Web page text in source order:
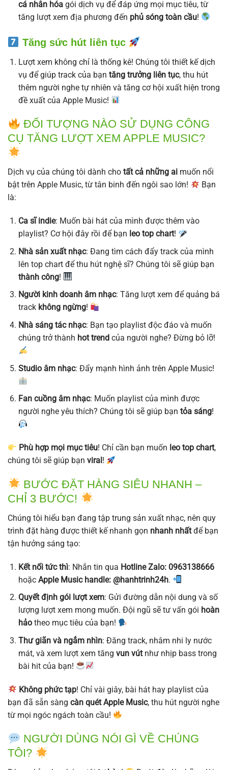
cá nhân hóagói dịch vụ để đáp ứng mọi mục tiêu, từ
tăng lượt xem địa phương đến phủ sóng toàn cầu!
Tăng sức hút liên tục
Lượt xem không chỉ là thống kê! Chúng tôi thiết kế dịch
vụ để giúp track của bạn tăng trưởng liên tục, thu hút
thêm người nghe tự nhiên và tăng cơ hội xuất hiện trong
đề xuất của Apple Music!
ĐỐI TƯỢNG NÀO SỬ DỤNG CÔNG
CỤ TĂNG LƯỢT XEM APPLE MUSIC?
Dịch vụ của chúng tôi dành cho tất cả những ai muốn nổi
bật trên Apple Music, từ tân binh đến ngôi sao lớn!
Bạn
là:
Ca sĩ indie: Muốn bài hát của mình được thêm vào
playlist? Cơ hội đây rồi để bạn leo top chart!
Nhà sản xuất nhạc: Đang tìm cách đẩy track của mình
lên top chart để thu hút nghệ sĩ? Chúng tôi sẽ giúp bạn
thành công!
Người kinh doanh âm nhạc: Tăng lượt xem để quảng bá
track không ngừng!
Nhà sáng tác nhạc: Bạn tạo playlist độc đáo và muốn
chúng trở thành hot trendcủa người nghe? Đừng bỏ lỡ!
Studio âm nhạc: Đẩy mạnh hình ảnh trên Apple Music!
Fan cuồng âm nhạc: Muốn playlist của mình được
người nghe yêu thích? Chúng tôi sẽ giúp bạn tỏa sáng!
Phù hợp mọi mục tiêu! Chỉ cần bạn muốn leo top chart,
chúng tôi sẽ giúp bạn viral!
BƯỚC ĐẶT HÀNG SIÊU NHANH –
CHỈ 3 BƯỚC!
Chúng tôi hiểu bạn đang tập trung sản xuất nhạc, nên quy
trình đặt hàng được thiết kế nhanh gọn nhanh nhấtđể bạn
tận hưởng sáng tạo:
Kết nối tức thì: Nhắn tin qua Hotline Zalo: 0963138666
hoặc Apple Music handle: @hanhtrinh24h.
Quyết định gói lượt xem: Gửi đường dẫn nội dung và số
lượng lượt xem mong muốn. Đội ngũ sẽ tư vấn gói hoàn
hảotheo mục tiêu của bạn!
Thư giãn và ngắm nhìn: Đăng track, nhâm nhi ly nước
mát, và xem lượt xem tăng vun vútnhư nhịp bass trong
bài hit của bạn!
Không phức tạp! Chỉ vài giây, bài hát hay playlist của
bạn đã sẵn sàng càn quét Apple Music, thu hút người nghe
từ mọi ngóc ngách toàn cầu!
NGƯỜI DÙNG NÓI GÌ VỀ CHÚNG
TÔI?